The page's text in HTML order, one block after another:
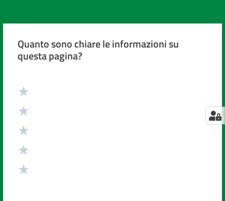
Quanto sono chiare le informazioni su
questa pagina?